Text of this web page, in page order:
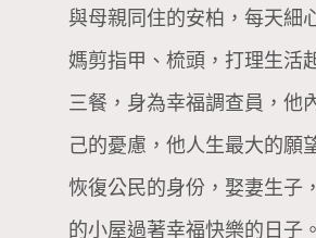
與母親同住的安柏，每天細
媽剪指甲、梳頭，打理生活
三餐，身為幸福調查員，他
己的憂慮，他人生最大的願
恢復公民的身份，娶妻生子
的小屋過著幸福快樂的日子